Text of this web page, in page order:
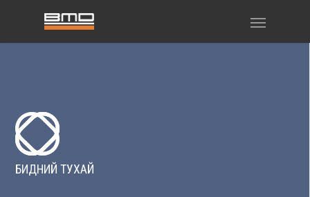
БИДНИЙ ТУХАЙ